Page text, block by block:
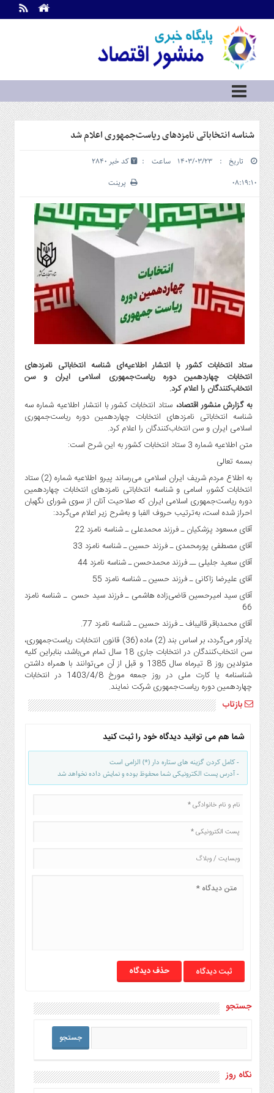
اطلاعات
تماس
ما
درباره
ما
سرویس
ها
بازار
سرمایه
و
بورس
مسکن
و
شهری
گاز
و
پتروشیمی
و
خودرو
استارت
آپ
و
فن
آوری
بانک
،
بیمه
و
ارز
دیجیتال
کشاورزی
و
صنایع
غذایی
سیاسی
و
بین
الملل
نگاه
روز
گوناگون
شناسه انتخاباتی نامزدهای ریاست‌جمهوری اعلام شد
تاریخ : ۱۴۰۳/۰۳/۲۳ ساعت :
۰۸:۱۹:۱۰
کد خبر 2840
پرینت
ستاد انتخابات کشور با انتشار اطلاعیه‌ای شناسه انتخاباتی نامزدهای
انتخابات چهاردهمین دوره ریاست‌جمهوری اسلامی ایران و سن
انتخاب‌کنندگان را اعلام کرد.
به گزارش منشور اقتصاد، ستاد انتخابات کشور با انتشار اطلاعیه شماره سه
شناسه انتخاباتی نامزدهای انتخابات چهاردهمین دوره ریاست‌جمهوری
اسلامی ایران و سن انتخاب‌کنندگان را اعلام کرد.
متن اطلاعیه شماره 3 ستاد انتخابات کشور به این شرح است:
بسمه تعالی
به اطلاع مردم شریف ایران اسلامی می‌رساند پیرو اطلاعیه شماره (2) ستاد
انتخابات کشور، اسامی و شناسه انتخاباتی نامزدهای انتخابات چهاردهمین
دوره ریاست‌جمهوری اسلامی ایران که صلاحیت آنان از سوی شورای نگهبان
احراز شده است، به‌ترتیب حروف الفبا و به‌شرح زیر اعلام می‌گردد:
آقای مسعود پزشکیان ـ فرزند محمدعلی ـ شناسه نامزد 22
آقای مصطفی پورمحمدی ـ فرزند حسین ـ شناسه نامزد 33
آقای سعید جلیلی ــ فرزند محمدحسن ـ شناسه نامزد 44
آقای علیرضا زاکانی ـ فرزند حسین ـ شناسه نامزد 55
آقای سید امیرحسین قاضی‌زاده هاشمی ـ فرزند سید حسن ـ شناسه نامزد
66
آقای محمدباقر قالیباف ـ فرزند حسین ـ شناسه نامزد 77.
یادآور می‌گردد، بر اساس بند (2) ماده (36) قانون انتخابات ریاست‌جمهوری،
سن انتخاب‌کنندگان در انتخابات جاری 18 سال تمام می‌باشد، بنابراین کلیه
متولدین روز 8 تیرماه سال 1385 و قبل از آن می‌توانند با همراه داشتن
شناسنامه یا کارت ملی در روز جمعه مورخ 1403/4/8 در انتخابات
چهاردهمین دوره ریاست‌جمهوری شرکت نمایند.
بازتاب
شما هم می توانید دیدگاه خود را ثبت کنید
- کامل کردن گزینه های ستاره دار (*) الزامی است
- آدرس پست الکترونیکی شما محفوظ بوده و نمایش داده نخواهد شد
حذف دیدگاه
جستجو
نگاه روز